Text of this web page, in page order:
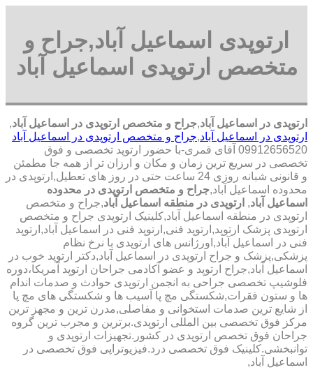
ارتوپدی اسماعیل آباد,جراح و
متخصص ارتوپدی اسماعیل آباد
ارتوپدی در اسماعیل آباد,جراح و متخصص ارتوپدی در اسماعیل آباد,
ارتوپدی در اسماعیل آباد,جراح و متخصص ارتوپدی در اسماعیل آباد
09912656520 آقای قمری-با حضور ارتوپد تخصصی و فوق
تخصصی در سریع ترین زمان و مکان و ارزان تر از همه جا مطمئن
و قانونی شبانه روزی 24 ساعت حتی در روز های تعطیل,ارتوپدی در
محدوده اسماعیل آباد,جراح و متخصص ارتوپدی در محدوده
اسماعیل آباد, ارتوپدی در منطقه اسماعیل آباد,جراح و متخصص
ارتوپدی در منطقه اسماعیل آباد,کلینیک ارتوپدی جراح و متخصص
ارتوپدی پزشک ارتوپد,ارتوپد فنی,ارتوپد فنی در اسماعیل آباد,ارتوپد
فنی در اسماعیل آباد,اورژانس های ارتوپدی با نرخ نظام
پزشکی,پزشک و جراح ارتوپدی در اسماعیل آباد,دکتر ارتوپد خوب در
اسماعیل آباد,جراح ارتوپد و عضو آکادمی جراحان ارتوپد آمریکا،دوره
فلوشیپ تخصصی جراحی به انجمن ارتوپدی حوادث و صدمات اندام
ها و ستون فقرات,شکستگی مچ پا آسیب ها و شکستگی های مچ پا
از شایع ترین صدمات استخوانی و مفاصلی,مدرن ترین و مجهز ترین
مرکز فوق تخصصی بین المللی ارتوپدی.برترین ‏و ‏مجرب ‏ترین ‏گروه
‏جراحان ‏فوق ‏تخصص ‏ارتوپدی ‏در ‏کشور.تجهیزات ارتوپدی و
توانبخشی.کلینیک فوق تخصصی درد.فیزیوتراپی فوق تخصصی در
اسماعیل آباد,